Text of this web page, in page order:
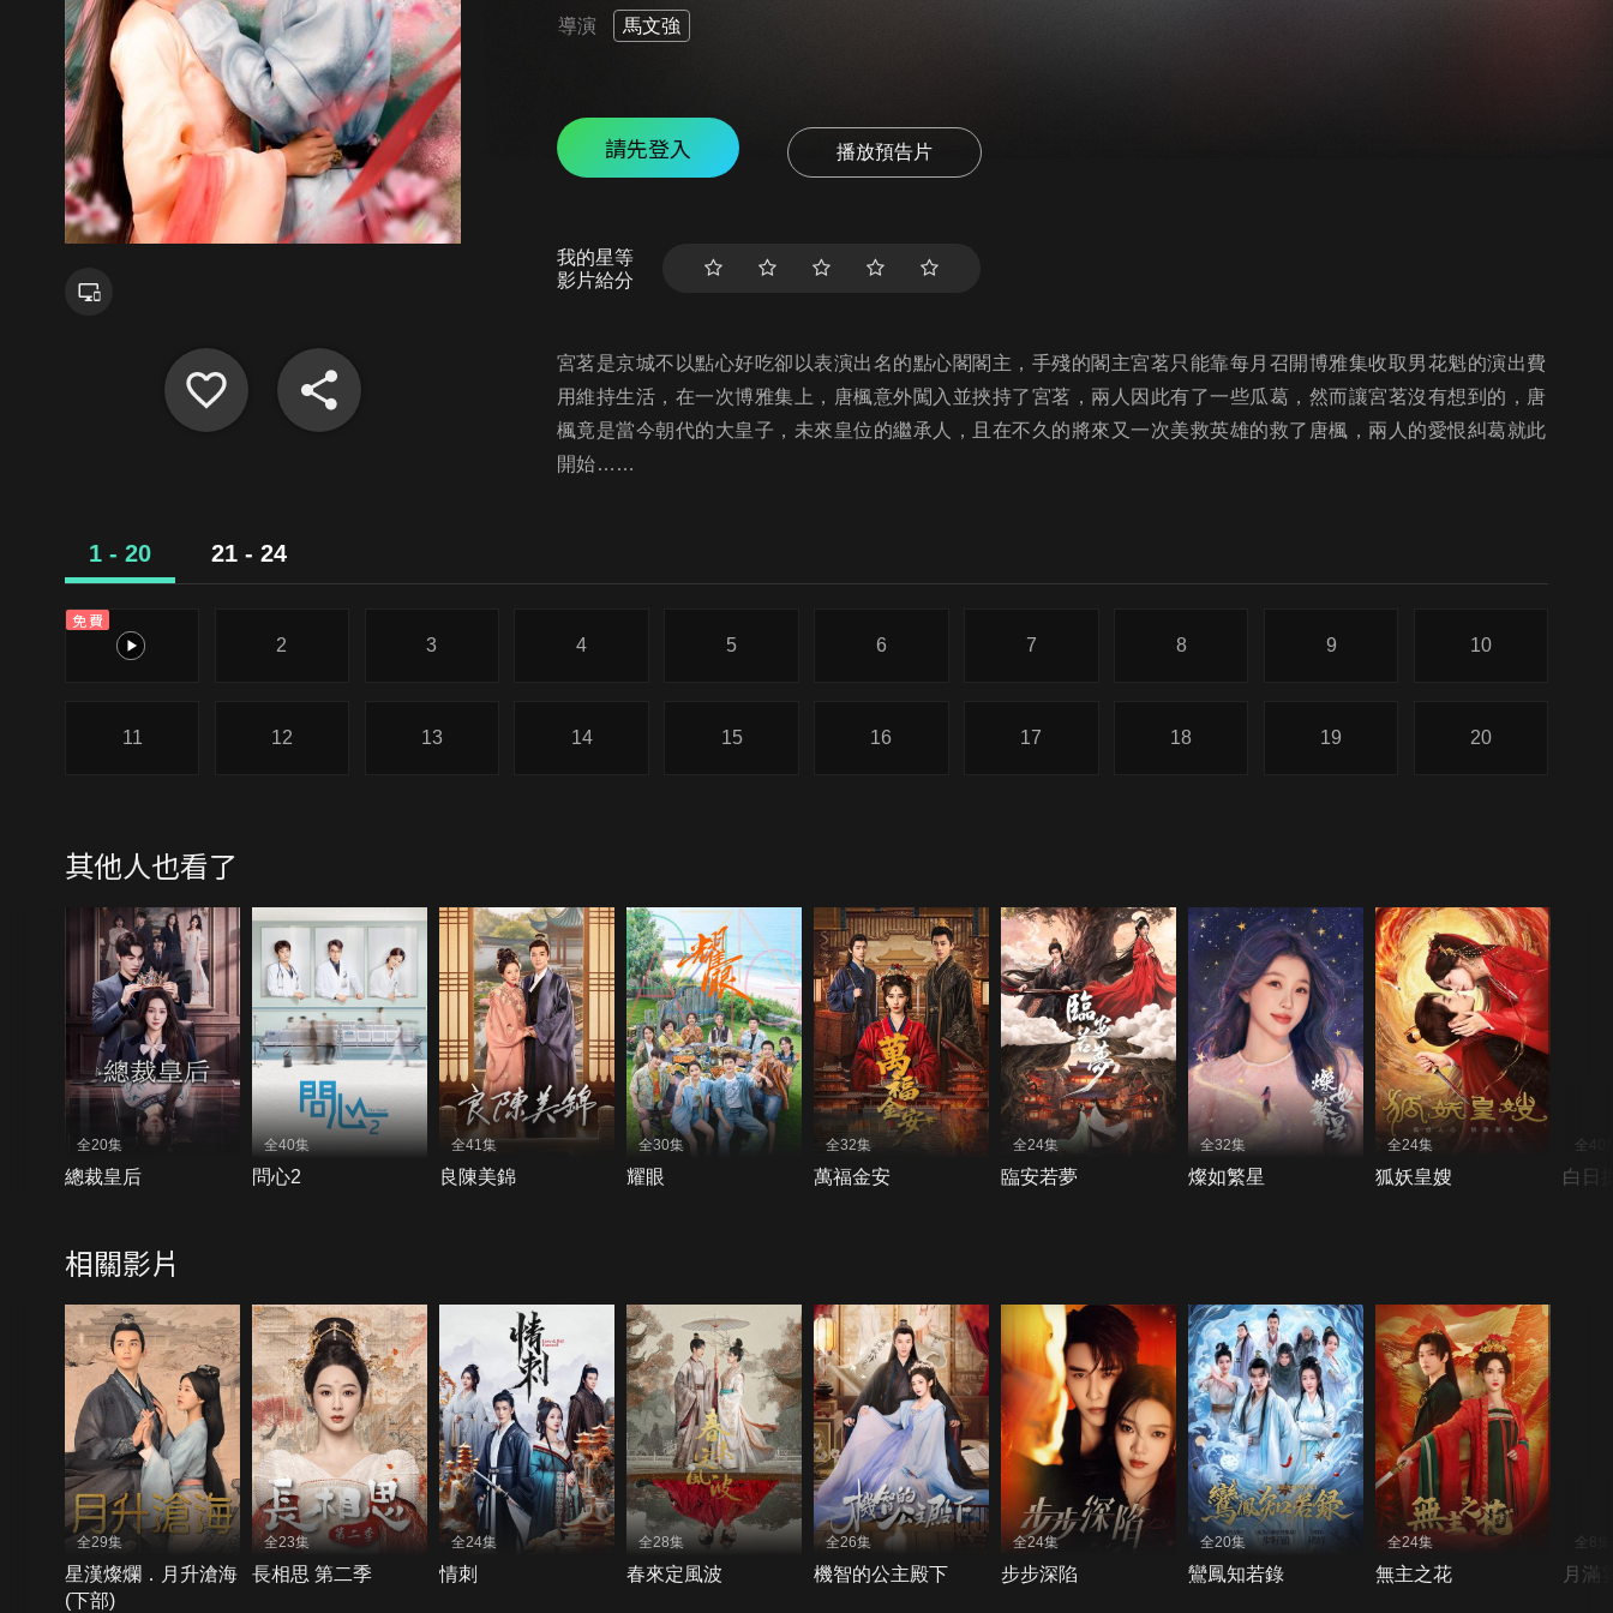
導演 馬文強
請先登入 播放預告片
我的星等
影片給分
宮茗是京城不以點心好吃卻以表演出名的點心閣閣主，手殘的閣主宮茗只能靠每月召開博雅集收取男花魁的演出費
用維持生活，在一次博雅集上，唐楓意外闖入並挾持了宮茗，兩人因此有了一些瓜葛，然而讓宮茗沒有想到的，唐
楓竟是當今朝代的大皇子，未來皇位的繼承人，且在不久的將來又一次美救英雄的救了唐楓，兩人的愛恨糾葛就此
開始……
1 - 20 21 - 24
免費
1
2 3 4 5 6 7 8 9 10
11 12 13 14 15 16 17 18 19 20
其他人也看了
全20集
總裁皇后
全40集
問心2
全41集
良陳美錦
全30集
耀眼
全32集
萬福金安
全24集
臨安若夢
全32集
燦如繁星
全24集
狐妖皇嫂
全40
白日
相關影片
全29集
星漢燦爛．月升滄海
(下部)
全23集
長相思 第二季
全24集
情刺
全28集
春來定風波
全26集
機智的公主殿下
全24集
步步深陷
全20集
鸞鳳知若錄
全24集
無主之花
全8集
月滿